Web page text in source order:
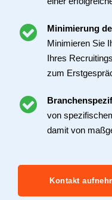
Minimierung
Minimieren Sie
Ihres
zum
von
damit von
Kontakt